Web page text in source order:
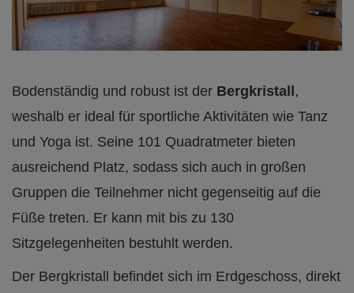
Bodenständig und robust ist der Bergkristall ,
weshalb er ideal für sportliche Aktivitäten wie Tanz
und Yoga ist. Seine 101 Quadratmeter bieten
ausreichend Platz, sodass sich auch in großen
Gruppen die Teilnehmer nicht gegenseitig auf die
Füße treten. Er kann mit bis zu 130
Sitzgelegenheiten bestuhlt werden.
Der Bergkristall befindet sich im Erdgeschoss, direkt